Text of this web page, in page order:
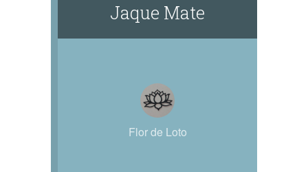
Jaque Mate
Flor de Loto